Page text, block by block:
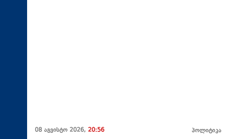
08 აგვისტო 2026, 20:56 პოლიტიკა